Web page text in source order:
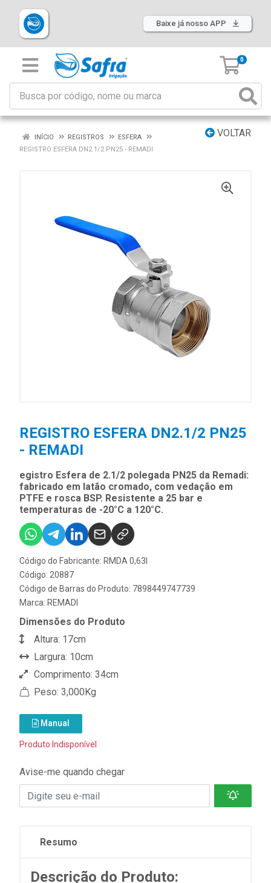
Baixe já nosso APP
0
VOLTAR
INÍCIO REGISTROS
ESFERA
REGISTRO ESFERA DN2.1/2 PN25 - REMADI
REGISTRO ESFERA DN2.1/2 PN25
- REMADI
egistro Esfera de 2.1/2 polegada PN25 da Remadi:
fabricado em latão cromado, com vedação em
PTFE e rosca BSP. Resistente a 25 bar e
temperaturas de -20°C a 120°C.
Código do Fabricante: RMDA 0,63I
Código: 20887
Código de Barras do Produto: 7898449747739
Marca: REMADI
Dimensões do Produto
Altura: 17cm
Largura: 10cm
Comprimento: 34cm
Peso: 3,000Kg
Manual
Produto Indisponível
Avise-me quando chegar
Resumo
Descrição do Produto: